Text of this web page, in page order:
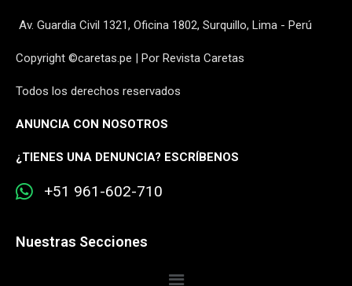
Av. Guardia Civil 1321, Oficina 1802, Surquillo, Lima - Perú
Copyright ©caretas.pe | Por Revista Caretas
Todos los derechos reservados
ANUNCIA CON NOSOTROS
¿TIENES UNA DENUNCIA? ESCRÍBENOS
+51 961-602-710
Nuestras Secciones